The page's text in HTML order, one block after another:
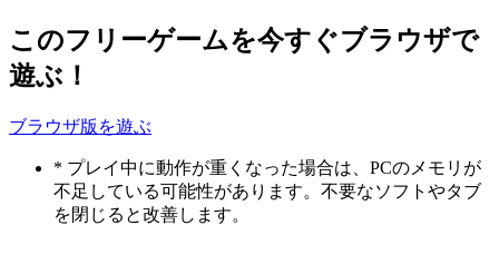
このフリーゲームを今すぐブラウザで
遊ぶ！
ブラウザ版を遊ぶ
* プレイ中に動作が重くなった場合は、PCのメモリが
不足している可能性があります。不要なソフトやタブ
を閉じると改善します。